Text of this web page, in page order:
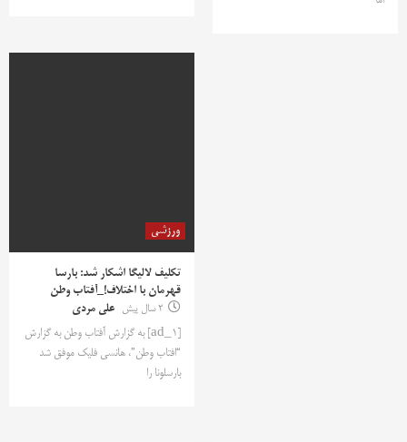
ورزشی
تکلیف لالیگا اشکار شد: بارسا
قهرمان با اختلاف!_آفتاب وطن
2 سال پیش
علی مردی
[ad_1] به گزارش آفتاب وطن به گزارش
“افتاب وطن”، هانسی فلیک موفق شد
بارسلونا را